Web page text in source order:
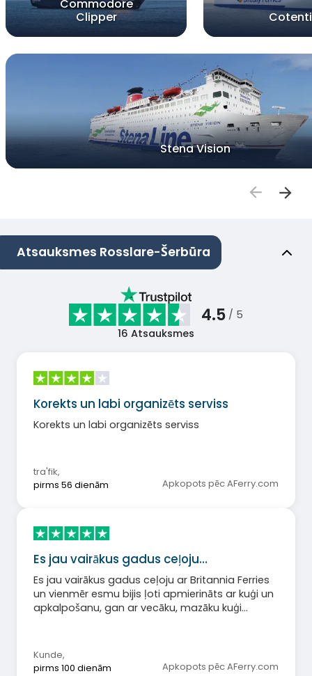
Commodore
Clipper
Stena Vision
Atsauksmes Rosslare-Šerbūra
4.5 / 5
16 Atsauksmes
Korekts un labi organizēts serviss
Korekts un labi organizēts serviss
tra'fik,
pirms 56 dienām
Apkopots pēc AFerry.com
Es jau vairākus gadus ceļoju…
Es jau vairākus gadus ceļoju ar Britannia Ferries
un vienmēr esmu bijis ļoti apmierināts ar kuģi un
apkalpošanu, gan ar vecāku, mazāku kuģi
daudz relaksējošāks.
Kunde,
pirms 100 dienām
Apkopots pēc AFerry.com